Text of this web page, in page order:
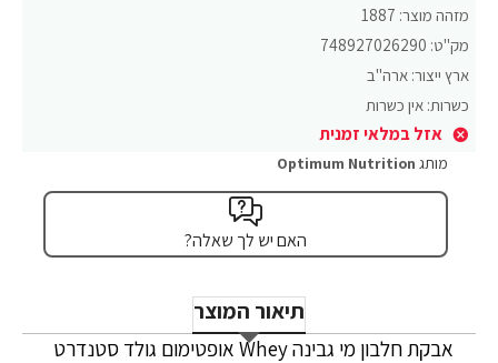
מזהה מוצר: 1887
מק"ט: 748927026290
ארץ ייצור: ארה"ב
כשרות: אין כשרות
אזל במלאי זמנית
מותג Optimum Nutrition
האם יש לך שאלה?
תיאור המוצר
אבקת חלבון מי גבינה Whey אופטימום גולד סטנדרט